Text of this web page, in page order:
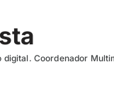
digital. Coordenador